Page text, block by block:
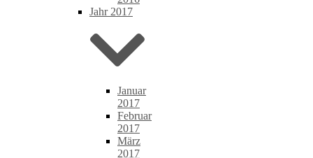
Jahr 2017
Januar
2017
Februar
2017
März
2017